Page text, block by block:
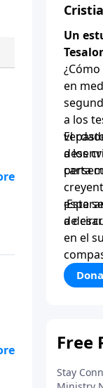
Un
en
a los
a los
El
carta
de
¡Esta
a
en el